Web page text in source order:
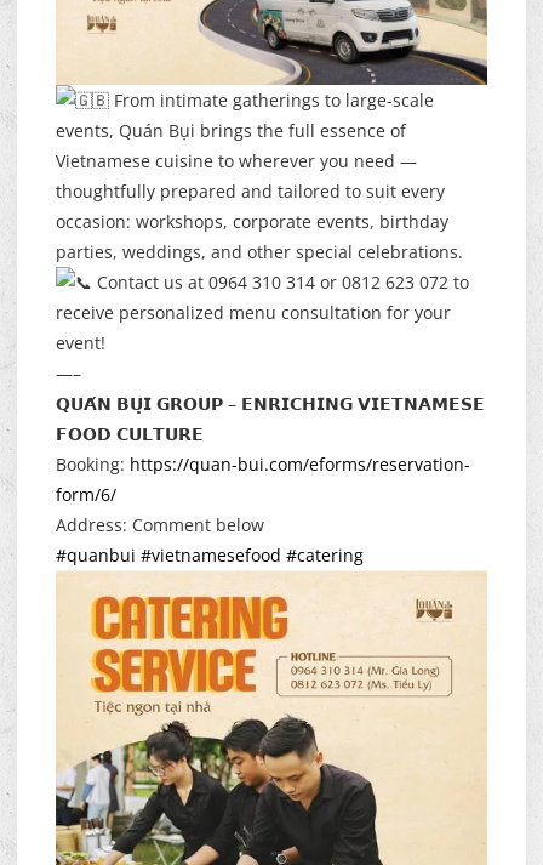
From intimate gatherings to large-scale
events, Quán Bụi brings the full essence of
Vietnamese cuisine to wherever you need —
thoughtfully prepared and tailored to suit every
occasion: workshops, corporate events, birthday
parties, weddings, and other special celebrations.
Contact us at 0964 310 314 or 0812 623 072 to
receive personalized menu consultation for your
event!
—–
𝗤𝗨𝗔́𝗡 𝗕𝗨̣𝗜 𝗚𝗥𝗢𝗨𝗣 – 𝗘𝗡𝗥𝗜𝗖𝗛𝗜𝗡𝗚 𝗩𝗜𝗘𝗧𝗡𝗔𝗠𝗘𝗦𝗘
𝗙𝗢𝗢𝗗 𝗖𝗨𝗟𝗧𝗨𝗥𝗘
Booking: https://quan-bui.com/eforms/reservation-
form/6/
Address: Comment below
#quanbui #vietnamesefood #catering